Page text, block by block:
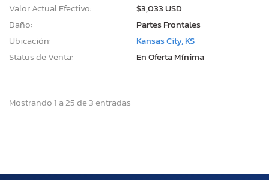
Valor Actual Efectivo:
$3,033 USD
Daño:
Partes Frontales
Ubicación:
Kansas City, KS
Status de Venta:
En Oferta Mínima
Mostrando 1 a 25 de 3 entradas